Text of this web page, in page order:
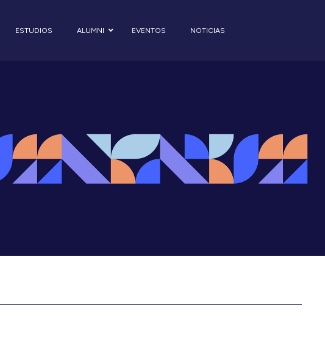
ESTUDIOS ALUMNI EVENTOS NOTICIAS